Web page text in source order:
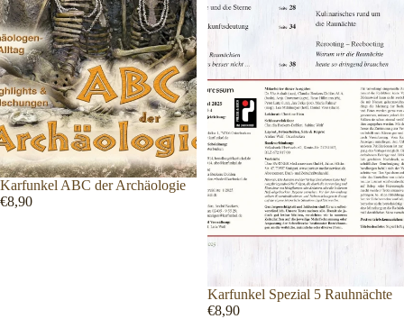
Karfunkel ABC der Archäologie
€8,90
Karfunkel Spezial 5 Rauhnächte
€8,90